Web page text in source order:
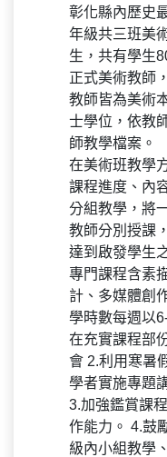
彰化縣內歷史
年級共三班美
生，共有學生
正式美術教師
教師皆為美術
士學位，依教
師教學檔案。
在美術班教學
課程進度、內
分組教學，將
教師分別授課
達到啟發學生
專門課程含素
計、多媒體創
學時數每週以
在充實課程部
會 2.利用寒暑
學者實施專題
3.加強鑑賞課
作能力。 4.鼓
級內小組教學